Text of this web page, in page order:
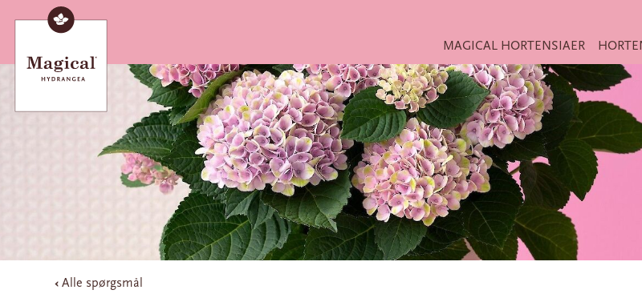
MAGICAL HORTENSIAER
Alle spørgsmål